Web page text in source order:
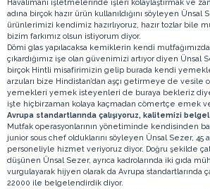
Havalimanı işletmelerinde işleri kolaylaştırmak ve
adına birçok hazır ürün kullanıldığını söyleyen Ünsal
ürünlerimizi kendimiz hazırlıyoruz, hazır tozlar bile
bizim farkımız olsun istiyorum diyor.
Dömi glas yapılacaksa kemiklerin kendi mutfağımızda
çıkardığımız işe olan güvenimizi artıyor diyen Ünsal
birçok Hintli misafirimizin gelip burada kendi
arzuları bize Hindistan’dan aşçı getirmeye de vesile
yemekleri yemek isteyenleri de buraya bekleriz
işte hiçbirzaman kolaya kaçmadan cömertçe emek
Avrupa standartlarında çalışıyoruz, kalitemizi
Mutfak operasyonlarının yönetiminde kendisinden
junior sous chef olduklarını söyleyen Ünsal Sezer, 45
personeliyle hizmet veriyoruz diyor. Doğru şekilde
düşünen Ünsal Sezer, ayrıca kadrolarında iki gıda
vurgulayarak hijyen olarak da Avrupa standartlarında
22000 ile belgelendirdik diyor.